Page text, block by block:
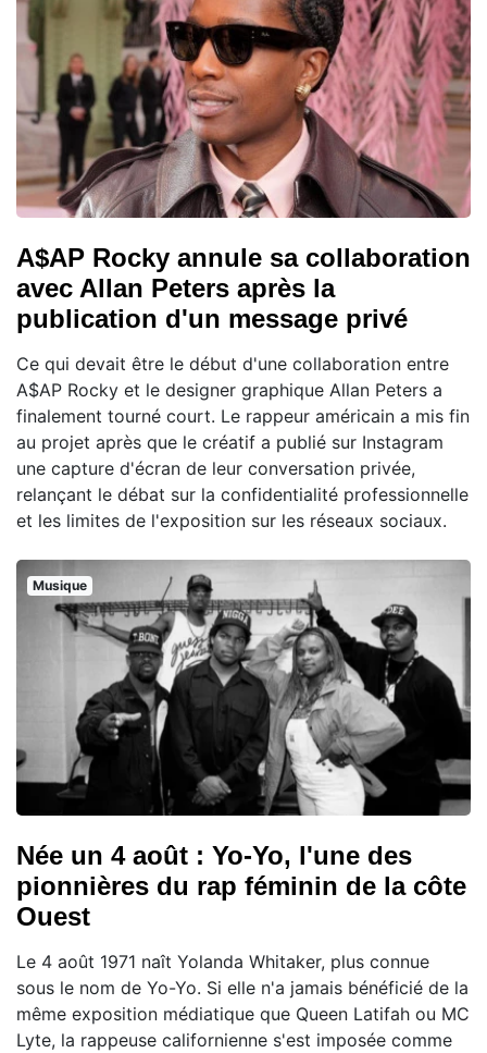
A$AP Rocky annule sa collaboration
avec Allan Peters après la
publication d'un message privé
Ce qui devait être le début d'une collaboration entre
A$AP Rocky et le designer graphique Allan Peters a
finalement tourné court. Le rappeur américain a mis fin
au projet après que le créatif a publié sur Instagram
une capture d'écran de leur conversation privée,
relançant le débat sur la confidentialité professionnelle
et les limites de l'exposition sur les réseaux sociaux.
Musique
Née un 4 août : Yo-Yo, l'une des
pionnières du rap féminin de la côte
Ouest
Le 4 août 1971 naît Yolanda Whitaker, plus connue
sous le nom de Yo-Yo. Si elle n'a jamais bénéficié de la
même exposition médiatique que Queen Latifah ou MC
Lyte, la rappeuse californienne s'est imposée comme